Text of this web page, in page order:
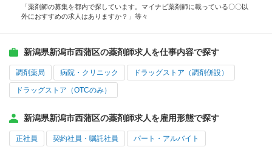
「薬剤師の募集を都内で探しています。マイナビ薬剤師に載っている〇〇以
外におすすめの求人はありますか？」等々
新潟県新潟市西蒲区の薬剤師求人を仕事内容で探す
調剤薬局 病院・クリニック ドラッグストア（調剤併設）
ドラッグストア（OTCのみ）
新潟県新潟市西蒲区の薬剤師求人を雇用形態で探す
正社員 契約社員・嘱託社員 パート・アルバイト